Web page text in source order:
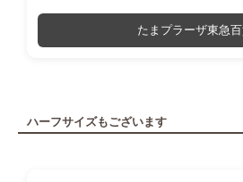
たまプラーザ東急
ハーフサイズもございます